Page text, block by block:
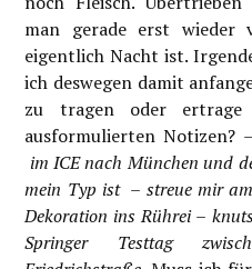
man gerade erst wieder
eigentlich Nacht ist.
ich deswegen damit
zu tragen oder
ausformulierten Notizen?
im ICE nach München und
mein Typ ist – streue mir
Dekoration ins Rührei –
Springer Testtag